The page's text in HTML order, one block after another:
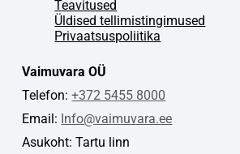
Teavitused
Üldised tellimistingimused
Privaatsuspoliitika
Vaimuvara OÜ
Telefon:+372 5455 8000
Email: Info@vaimuvara.ee
Asukoht: Tartu linn